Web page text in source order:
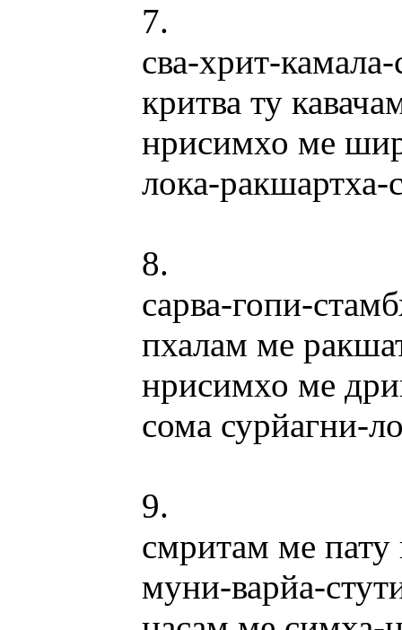
7.
сва-хрит-
критва ту
нрисимхо ме
лока-ракшартха-
8.
сарва-гопи-
пхалам ме
нрисимхо ме
сома сурйагни-
9.
смритам ме
муни-варйа-